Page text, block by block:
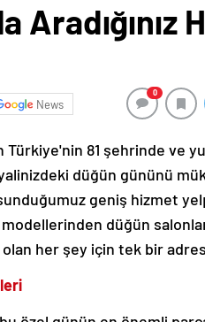
Aradığınız
News
0
Türkiye'nin 81 şehrinde ve
düğün gününü
geniş hizmet
modellerinden düğün
olan her şey için tek bir